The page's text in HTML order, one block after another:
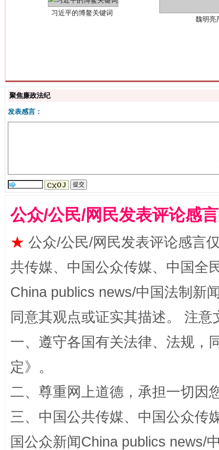
“刷贴”乱象丛生
揭批美国五大"原罪" "炒
解纷+调解+退费，一次搞定
聚焦廉政法纪
发表感言：
公众/公民/网民发表评论感
★ 公众/公民/网民发表评论感言
共传媒、中国公众传媒、中国全
China publics news/中国法制新
同意其观点或证实其描述。 注
一、遵守各国有关法律、法规，
定》。
二、尊重网上道德，承担一切因
三、中国公共传媒、中国公众传
国公众新闻China publics news/